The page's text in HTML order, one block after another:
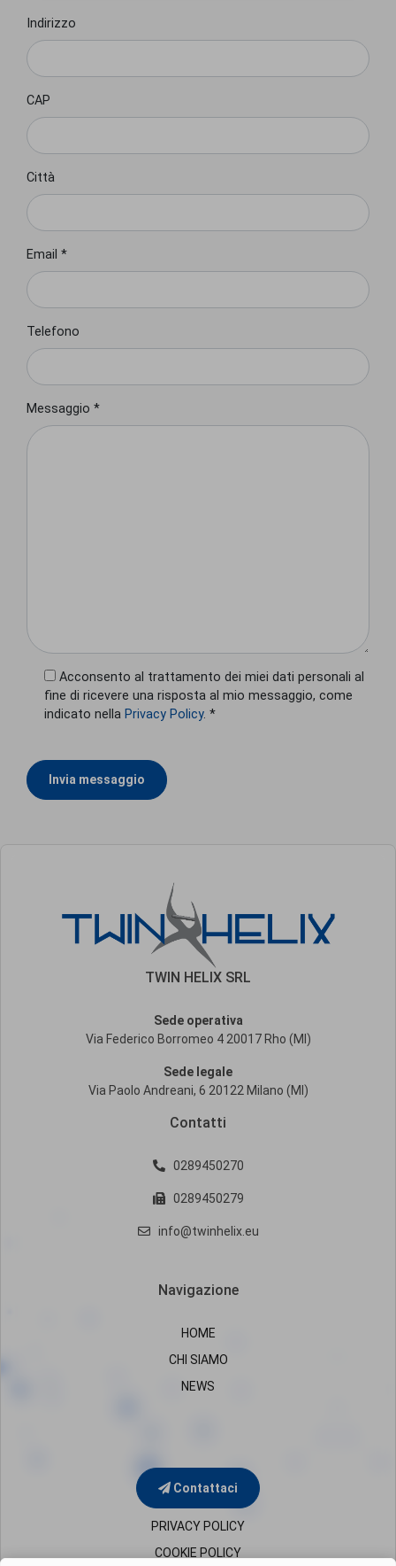
Indirizzo
CAP
Città
Email *
Telefono
Messaggio *
Acconsento al trattamento dei miei dati personali al
fine di ricevere una risposta al mio messaggio, come
indicato nella Privacy Policy. *
Invia messaggio
TWIN HELIX SRL
Sede operativa
Via Federico Borromeo 4 20017 Rho (MI)
Sede legale
Via Paolo Andreani, 6 20122 Milano (MI)
Contatti
0289450270
0289450279
info@twinhelix.eu
Navigazione
HOME
CHI SIAMO
NEWS
Contattaci
PRIVACY POLICY
COOKIE POLICY